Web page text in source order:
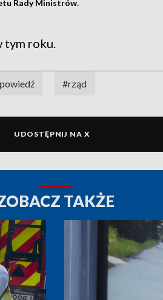
Rady Ministrów.
tym roku.
#rząd
UDOSTĘPNIJ NA X
TAKŻE